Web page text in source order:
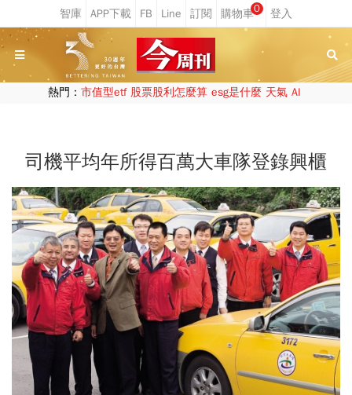
0
熱門： 市值型etf 股票股利怎麼算 esg是什麼 天氣 AI
司機平均年所得百萬大車隊登錄興櫃